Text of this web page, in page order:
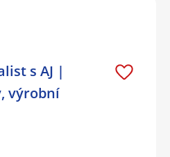
s AJ |
výrobní